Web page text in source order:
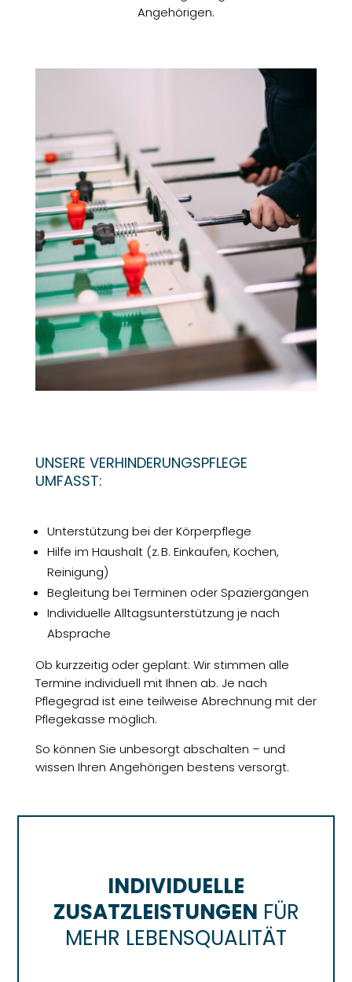
Angehörigen.
UNSERE VERHINDERUNGSPFLEGE
UMFASST:
Unterstützung bei der Körperpflege
Hilfe im Haushalt (z. B. Einkaufen, Kochen,
Reinigung)
Begleitung bei Terminen oder Spaziergängen
Individuelle Alltagsunterstützung je nach
Absprache
Ob kurzzeitig oder geplant: Wir stimmen alle
Termine individuell mit Ihnen ab. Je nach
Pflegegrad ist eine teilweise Abrechnung mit der
Pflegekasse möglich.
So können Sie unbesorgt abschalten – und
wissen Ihren Angehörigen bestens versorgt.
INDIVIDUELLE
ZUSATZLEISTUNGEN FÜR
MEHR LEBENSQUALITÄT